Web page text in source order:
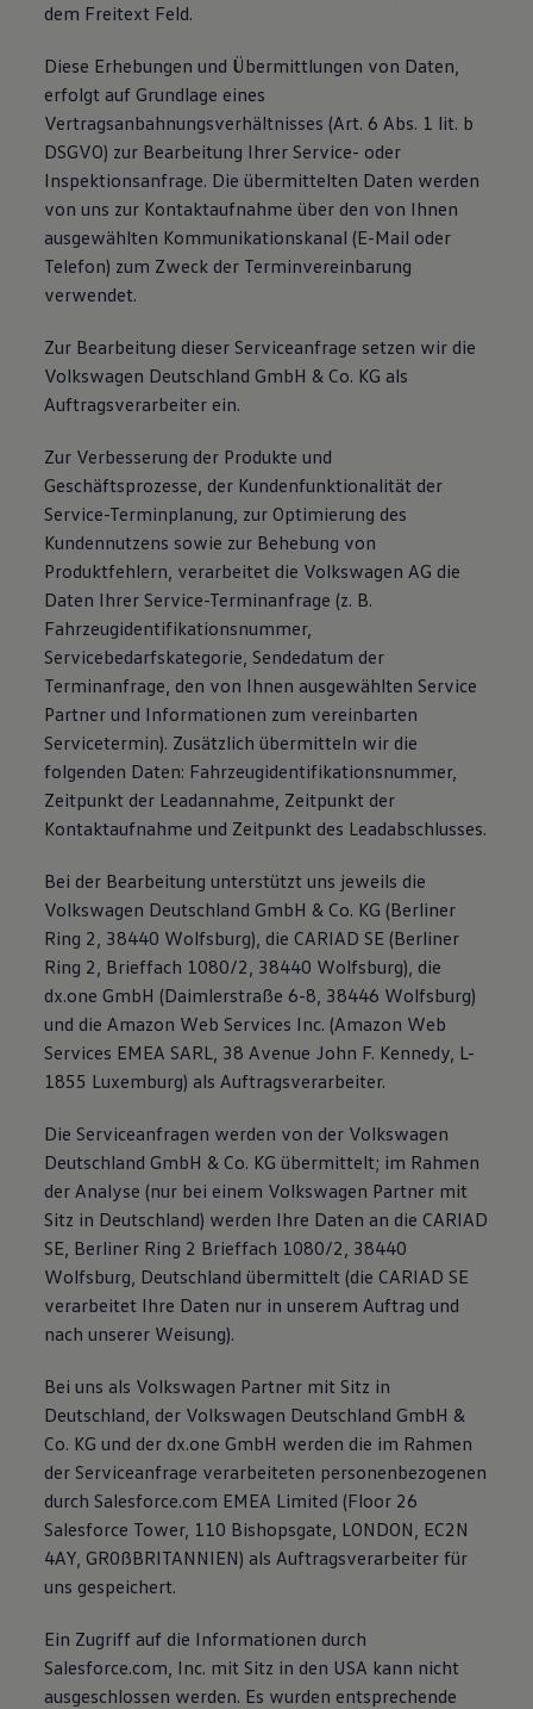
dem Freitext Feld.
Diese Erhebungen und Übermittlungen von Daten,
erfolgt auf Grundlage eines
Vertragsanbahnungsverhältnisses (Art. 6 Abs. 1 lit. b
DSGVO) zur Bearbeitung Ihrer Service- oder
Inspektionsanfrage. Die übermittelten Daten werden
von uns zur Kontaktaufnahme über den von Ihnen
ausgewählten Kommunikationskanal (E-Mail oder
Telefon) zum Zweck der Terminvereinbarung
verwendet.
Zur Bearbeitung dieser Serviceanfrage setzen wir die
Volkswagen Deutschland GmbH & Co. KG als
Auftragsverarbeiter ein.
Zur Verbesserung der Produkte und
Geschäftsprozesse, der Kundenfunktionalität der
Service-Terminplanung, zur Optimierung des
Kundennutzens sowie zur Behebung von
Produktfehlern, verarbeitet die Volkswagen AG die
Daten Ihrer Service-Terminanfrage (z. B.
Fahrzeugidentifikationsnummer,
Servicebedarfskategorie, Sendedatum der
Terminanfrage, den von Ihnen ausgewählten Service
Partner und Informationen zum vereinbarten
Servicetermin). Zusätzlich übermitteln wir die
folgenden Daten: Fahrzeugidentifikationsnummer,
Zeitpunkt der Leadannahme, Zeitpunkt der
Kontaktaufnahme und Zeitpunkt des Leadabschlusses.
Bei der Bearbeitung unterstützt uns jeweils die
Volkswagen Deutschland GmbH & Co. KG (Berliner
Ring 2, 38440 Wolfsburg), die CARIAD SE (Berliner
Ring 2, Brieffach 1080/2, 38440 Wolfsburg), die
dx.one GmbH (Daimlerstraße 6-8, 38446 Wolfsburg)
und die Amazon Web Services Inc. (Amazon Web
Services EMEA SARL, 38 Avenue John F. Kennedy, L-
1855 Luxemburg) als Auftragsverarbeiter.
Die Serviceanfragen werden von der Volkswagen
Deutschland GmbH & Co. KG übermittelt; im Rahmen
der Analyse (nur bei einem Volkswagen Partner mit
Sitz in Deutschland) werden Ihre Daten an die CARIAD
SE, Berliner Ring 2 Brieffach 1080/2, 38440
Wolfsburg, Deutschland übermittelt (die CARIAD SE
verarbeitet Ihre Daten nur in unserem Auftrag und
nach unserer Weisung).
Bei uns als Volkswagen Partner mit Sitz in
Deutschland, der Volkswagen Deutschland GmbH &
Co. KG und der dx.one GmbH werden die im Rahmen
der Serviceanfrage verarbeiteten personenbezogenen
durch Salesforce.com EMEA Limited (Floor 26
Salesforce Tower, 110 Bishopsgate, LONDON, EC2N
4AY, GR0ßBRITANNIEN) als Auftragsverarbeiter für
uns gespeichert.
Ein Zugriff auf die Informationen durch
Salesforce.com, Inc. mit Sitz in den USA kann nicht
ausgeschlossen werden. Es wurden entsprechende